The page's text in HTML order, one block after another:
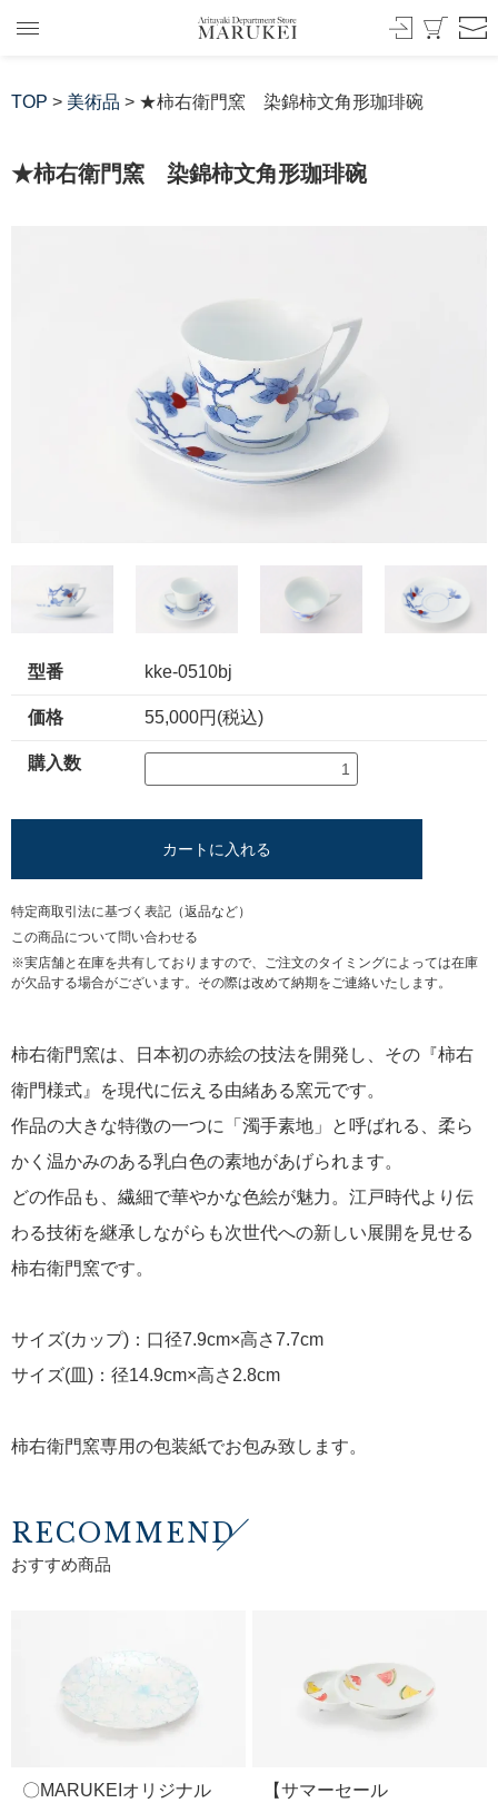
TOP > 美術品 > ★柿右衛門窯 染錦柿文角形珈琲碗
★柿右衛門窯 染錦柿文角形珈琲碗
型番 kke-0510bj
価格 55,000円(税込)
購入数
カートに入れる
特定商取引法に基づく表記（返品など）
この商品について問い合わせる
※実店舗と在庫を共有しておりますので、ご注文のタイミングによっては在庫
が欠品する場合がございます。その際は改めて納期をご連絡いたします。
柿右衛門窯は、日本初の赤絵の技法を開発し、その『柿右
衛門様式』を現代に伝える由緒ある窯元です。
作品の大きな特徴の一つに「濁手素地」と呼ばれる、柔ら
かく温かみのある乳白色の素地があげられます。
どの作品も、繊細で華やかな色絵が魅力。江戸時代より伝
わる技術を継承しながらも次世代への新しい展開を見せる
柿右衛門窯です。
サイズ(カップ)：口径7.9cm×高さ7.7cm
サイズ(皿)：径14.9cm×高さ2.8cm
柿右衛門窯専用の包装紙でお包み致します。
RECOMMEND
おすすめ商品
〇MARUKEIオリジナル
【サマーセール